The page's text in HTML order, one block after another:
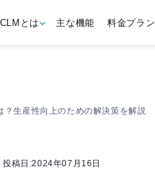
とは 主な機能 料金プラン
？生産性向上のための解決策を解説
投稿日:2024年07月16日